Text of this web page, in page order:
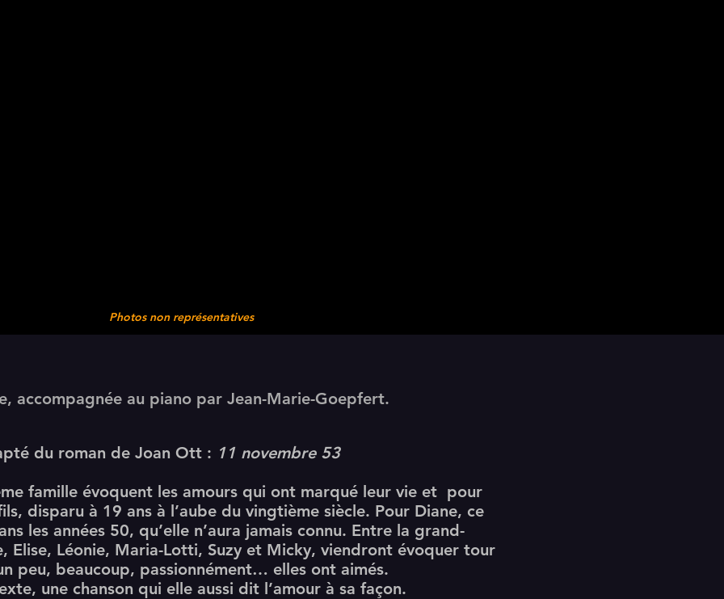
Photos non représentatives
accompagnée au piano par Jean-Marie-Goepfert.
du roman de Joan Ott : 11 novembre 53
famille évoquent les amours qui ont marqué leur vie et pour
disparu à 19 ans à l’aube du vingtième siècle. Pour Diane, ce
les années 50, qu’elle n’aura jamais connu. Entre la grand-
Elise, Léonie, Maria-Lotti, Suzy et Micky, viendront évoquer tour
peu, beaucoup, passionnément… elles ont aimés.
une chanson qui elle aussi dit l’amour à sa façon.